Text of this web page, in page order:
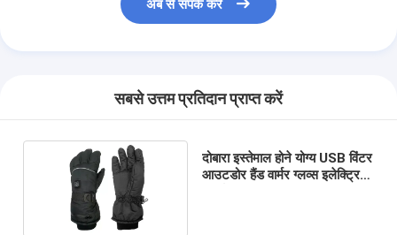
अब से संपर्क करें
सबसे उत्तम प्रतिदान प्राप्त करें
दोबारा इस्तेमाल होने योग्य USB विंटर
आउटडोर हैंड वार्मर ग्लव्स इलेक्ट्रिक